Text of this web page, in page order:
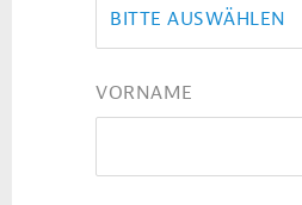
BITTE AUSWÄHLEN
VORNAME